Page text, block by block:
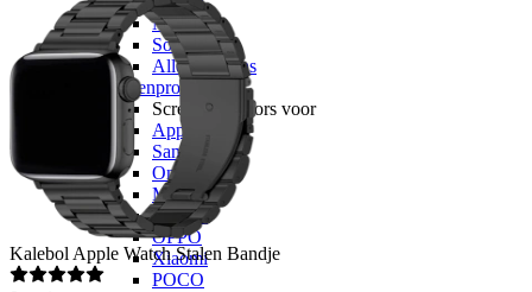
Nothing
Sony
Alle telefoons
Screenprotectors
Screenprotectors voor
Apple
Samsung
OnePlus
Motorola
Google
OPPO
Xiaomi
POCO
Kalebol Apple Watch Stalen Bandje